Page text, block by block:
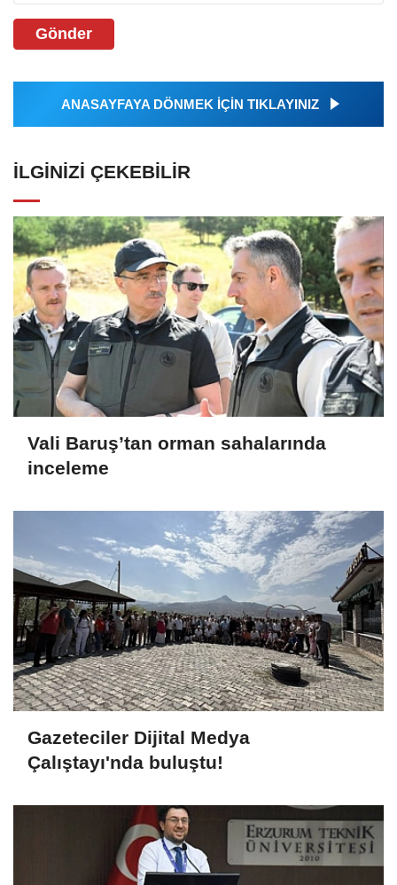
Gönder
ANASAYFAYA DÖNMEK İÇİN TIKLAYINIZ
İLGINIZI ÇEKEBILIR
Vali Baruş’tan orman sahalarında
inceleme
Gazeteciler Dijital Medya
Çalıştayı'nda buluştu!